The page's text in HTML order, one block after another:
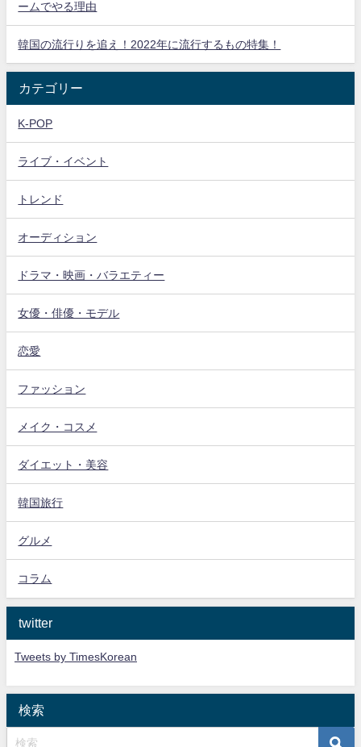
ームでやる理由
韓国の流行りを追え！2022年に流行するもの特集！
カテゴリー
K-POP
ライブ・イベント
トレンド
オーディション
ドラマ・映画・バラエティー
女優・俳優・モデル
恋愛
ファッション
メイク・コスメ
ダイエット・美容
韓国旅行
グルメ
コラム
twitter
Tweets by TimesKorean
検索